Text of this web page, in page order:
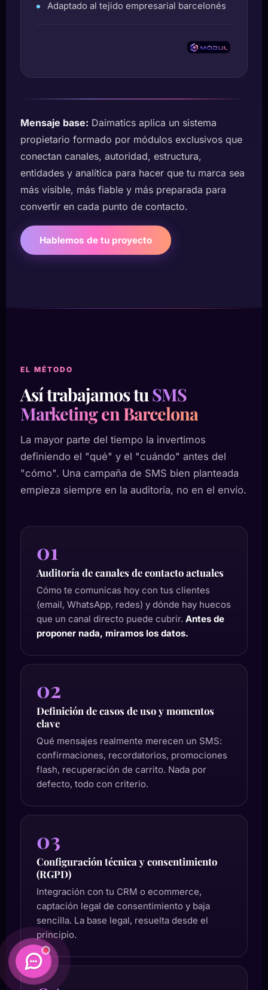
Adaptado al tejido empresarial barcelonés
Mensaje base: Daimatics aplica un sistema
propietario formado por módulos exclusivos que
conectan canales, autoridad, estructura,
entidades y analítica para hacer que tu marca sea
más visible, más fiable y más preparada para
convertir en cada punto de contacto.
Hablemos de tu proyecto
EL MÉTODO
Así trabajamos tuSMS
Marketing en Barcelona
La mayor parte del tiempo la invertimos
definiendo el "qué" y el "cuándo" antes del
"cómo". Una campaña de SMS bien planteada
empieza siempre en la auditoría, no en el envío.
01
Auditoría de canales de contacto actuales
Cómo te comunicas hoy con tus clientes
(email, WhatsApp, redes) y dónde hay huecos
que un canal directo puede cubrir. Antes de
proponer nada, miramos los datos.
02
Definición de casos de uso y momentos
clave
Qué mensajes realmente merecen un SMS:
confirmaciones, recordatorios, promociones
flash, recuperación de carrito. Nada por
defecto, todo con criterio.
03
Configuración técnica y consentimiento
(RGPD)
Integración con tu CRM o ecommerce,
captación legal de consentimiento y baja
sencilla. La base legal, resuelta desde el
principio.